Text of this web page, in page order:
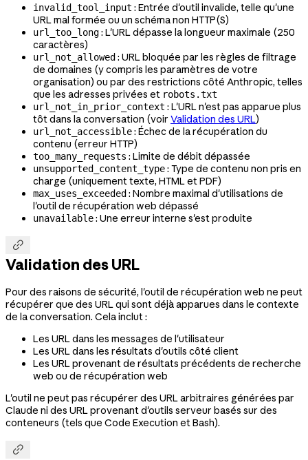
invalid_tool_input : Entrée d'outil invalide, telle qu'une
URL mal formée ou un schéma non HTTP(S)
url_too_long: L'URL dépasse la longueur maximale (250
caractères)
url_not_allowed : URL bloquée par les règles de filtrage
de domaines (y compris les paramètres de votre
organisation) ou par des restrictions côté Anthropic, telles
que les adresses privées et robots.txt
url_not_in_prior_context : L'URL n'est pas apparue plus
tôt dans la conversation (voir Validation des URL)
url_not_accessible: Échec de la récupération du
contenu (erreur HTTP)
too_many_requests : Limite de débit dépassée
unsupported_content_type: Type de contenu non pris en
charge (uniquement texte, HTML et PDF)
max_uses_exceeded : Nombre maximal d'utilisations de
l'outil de récupération web dépassé
unavailable: Une erreur interne s'est produite

Validation des URL
Pour des raisons de sécurité, l'outil de récupération web ne peut
récupérer que des URL qui sont déjà apparues dans le contexte
de la conversation. Cela inclut :
Les URL dans les messages de l'utilisateur
Les URL dans les résultats d'outils côté client
Les URL provenant de résultats précédents de recherche
web ou de récupération web
L'outil ne peut pas récupérer des URL arbitraires générées par
Claude ni des URL provenant d'outils serveur basés sur des
conteneurs (tels que Code Execution et Bash).
